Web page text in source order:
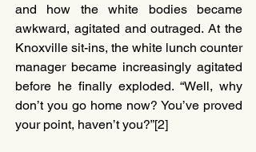
and how the white bodies became
awkward, agitated and outraged. At the
Knoxville sit-ins, the white lunch counter
manager became increasingly agitated
before he finally exploded. “Well, why
don’t you go home now? You’ve proved
your point, haven’t you?”[2]